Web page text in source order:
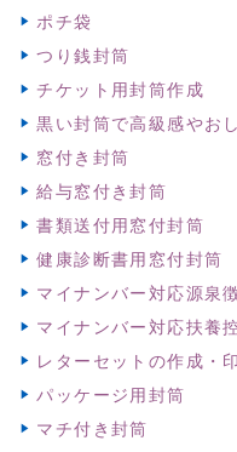
ポチ袋
つり銭封筒
チケット用封筒作成
黒い封筒で高級感やお
窓付き封筒
給与窓付き封筒
書類送付用窓付封筒
健康診断書用窓付封筒
マイナンバー対応源泉
マイナンバー対応扶養
レターセットの作成・
パッケージ用封筒
マチ付き封筒